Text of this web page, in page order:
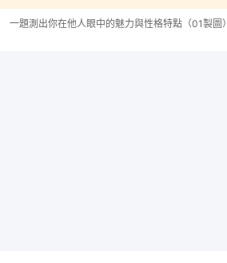
一題測出你在他人眼中的魅力與性格特點（01製圖）